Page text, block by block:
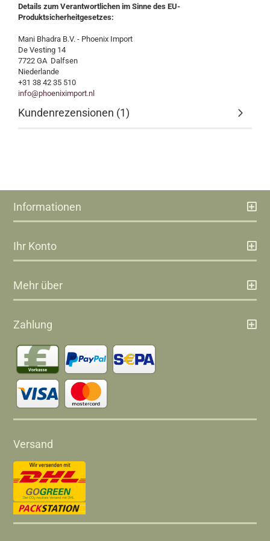
Details zum Verantwortlichen im Sinne des EU-
Produktsicherheitgesetzes:
Mani Bhadra B.V. - Phoenix Import
De Vesting 14
7722 GA Dalfsen
Niederlande
+31 38 42 35 510
info@phoeniximport.nl
Kundenrezensionen (1)
Informationen
Ihr Konto
Mehr über
Zahlung
Versand